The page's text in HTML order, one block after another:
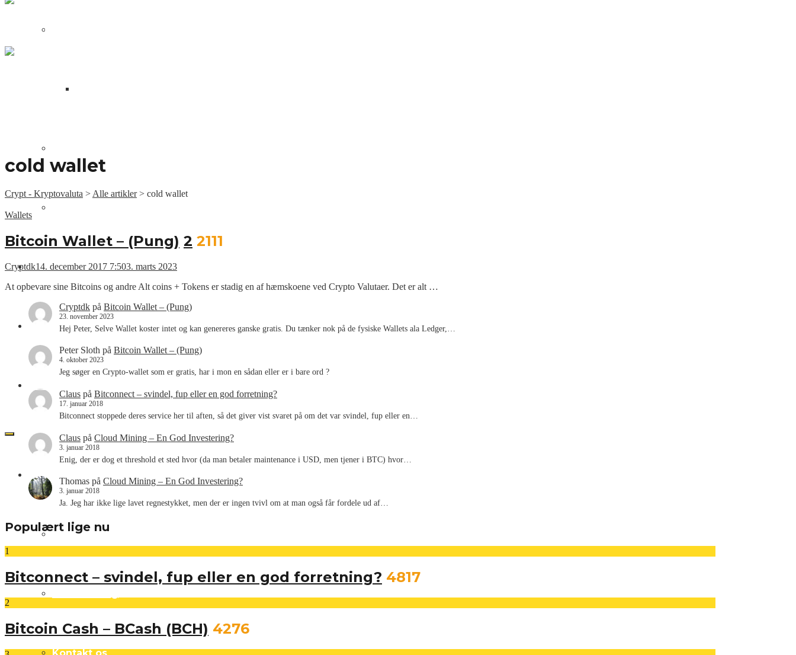
Nyheder
Kurslister
CRYPT.DK
Om os
Fren Pet: Blockchain verdens svar på Tamagotchi
cold wallet
Crypt - Kryptovaluta > Alle artikler> cold wallet
Wallets
Bitcoin Wallet – (Pung) 2 2111
Cryptdk14. december 2017 7:503. marts 2023
At opbevare sine Bitcoins og andre Alt coins + Tokens er stadig en af hæmskoene ved Crypto Valutaer. Det er alt …
Cryptdk på Bitcoin Wallet – (Pung)
23. november 2023
Hej Peter, Selve Wallet koster intet og kan genereres ganske gratis. Du tænker nok på de fysiske Wallets ala Ledger,…
Peter Sloth på Bitcoin Wallet – (Pung)
4. oktober 2023
Jeg søger en Crypto-wallet som er gratis, har i mon en sådan eller er i bare ord ?
Claus på Bitconnect – svindel, fup eller en god forretning?
17. januar 2018
Bitconnect stoppede deres service her til aften, så det giver vist svaret på om det var svindel, fup eller en…
Claus på Cloud Mining – En God Investering?
3. januar 2018
Enig, der er dog et threshold et sted hvor (da man betaler maintenance i USD, men tjener i BTC) hvor…
Thomas på Cloud Mining – En God Investering?
3. januar 2018
Ja. Jeg har ikke lige lavet regnestykket, men der er ingen tvivl om at man også får fordele ud af…
Populært lige nu
1
Bitconnect – svindel, fup eller en god forretning? 4817
2
Bitcoin Cash – BCash (BCH) 4276